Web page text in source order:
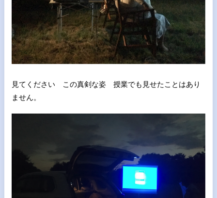
見てください この真剣な姿 授業でも見せたことはあり
ません。